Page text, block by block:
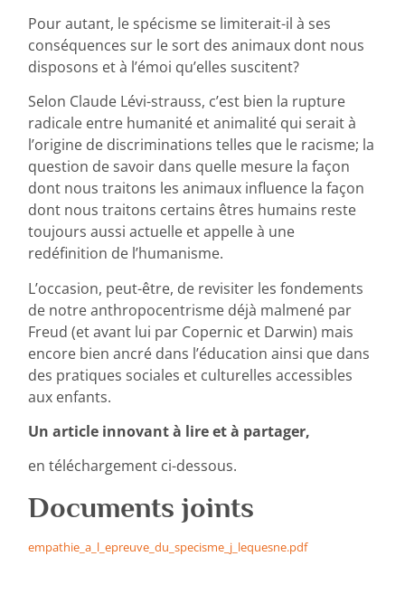
Pour autant, le spécisme se limiterait-il à ses
conséquences sur le sort des animaux dont nous
disposons et à l’émoi qu’elles suscitent?
Selon Claude Lévi-strauss, c’est bien la rupture
radicale entre humanité et animalité qui serait à
l’origine de discriminations telles que le racisme; la
question de savoir dans quelle mesure la façon
dont nous traitons les animaux influence la façon
dont nous traitons certains êtres humains reste
toujours aussi actuelle et appelle à une
redéfinition de l’humanisme.
L’occasion, peut-être, de revisiter les fondements
de notre anthropocentrisme déjà malmené par
Freud (et avant lui par Copernic et Darwin) mais
encore bien ancré dans l’éducation ainsi que dans
des pratiques sociales et culturelles accessibles
aux enfants.
Un article innovant à lire et à partager,
en téléchargement ci-dessous.
Documents joints
empathie_a_l_epreuve_du_specisme_j_lequesne.pdf